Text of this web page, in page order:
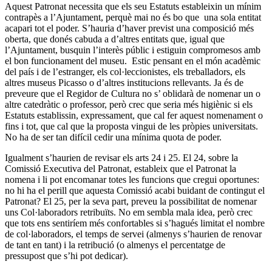
Aquest Patronat necessita que els seu Estatuts estableixin un mínim
contrapès a l’Ajuntament, perquè mai no és bo que una sola entitat
acapari tot el poder. S’hauria d’haver previst una composició més
oberta, que donés cabuda a d’altres entitats que, igual que
l’Ajuntament, busquin l’interès públic i estiguin compromesos amb
el bon funcionament del museu. Estic pensant en el món acadèmic
del país i de l’estranger, els col·leccionistes, els treballadors, els
altres museus Picasso o d’altres institucions rellevants. Ja és de
preveure que el Regidor de Cultura no s’ oblidarà de nomenar un o
altre catedràtic o professor, però crec que seria més higiènic si els
Estatuts establissin, expressament, que cal fer aquest nomenament o
fins i tot, que cal que la proposta vingui de les pròpies universitats.
No ha de ser tan difícil cedir una mínima quota de poder.
Igualment s’haurien de revisar els arts 24 i 25. El 24, sobre la
Comissió Executiva del Patronat, estableix que el Patronat la
nomena i li pot encomanar totes les funcions que cregui oportunes:
no hi ha el perill que aquesta Comissió acabi buidant de contingut el
Patronat? El 25, per la seva part, preveu la possibilitat de nomenar
uns Col·laboradors retribuïts. No em sembla mala idea, però crec
que tots ens sentiríem més confortables si s’hagués limitat el nombre
de col·laboradors, el temps de servei (almenys s’haurien de renovar
de tant en tant) i la retribució (o almenys el percentatge de
pressupost que s’hi pot dedicar).